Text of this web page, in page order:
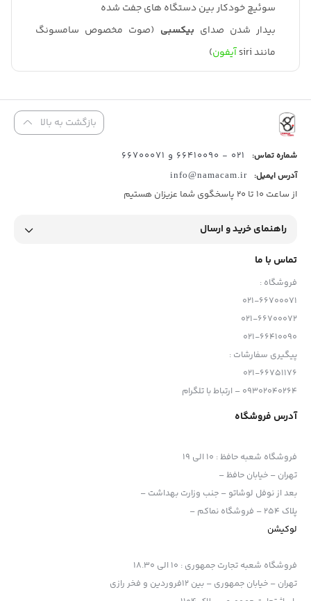
سوئیچ خودکار بین دستگاه های جفت شده
بیدار شدن صدای بیکسبی (صوت مخصوص سامسونگ
مانند siri
آیفون)
بازگشت به بالا
شماره تماس: 021 - 66410090 و 66700071
آدرس ایمیل: info@namacam.ir
از ساعت 10 تا 20 پاسخگوی شما عزیزان هستیم
راهنمای خرید و ارسال
تماس با ما
فروشگاه :
021-66700071
021-66700072
021-66410090
پیگیری سفارشات :
021-66751176
09302040264 – ارتباط با تلگرام
آدرس فروشگاه
فروشگاه شعبه حافظ: 10 الی 19
تهران – خیابان حافظ –
بعد از نوفل لوشاتو – جنب وزارت بهداشت –
پلاک 254 – فروشگاه نماکم –
لوکیشن
فروشگاه شعبه تجارت جمهوری : 10 الی 18.30
تهران – خیابان جمهوری – بین 12فروردین و فخر رازی